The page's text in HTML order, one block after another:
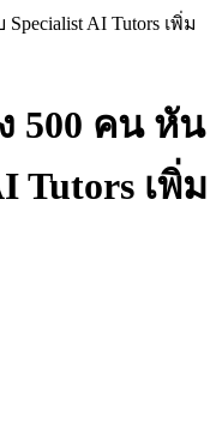
AI Tutors เพิ่ม
500 คน หัน
Tutors เพิ่ม